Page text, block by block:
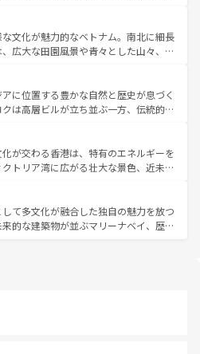
スイーツなど、バラエティ豊かな料理
える。 なお、新着の台湾情報は コンテンツ一覧を参
せば四季折々の自然美を楽しむことが
ムチや焼肉、絶品のストリートフード
国料理が待っている。夜には、韓国な
ら、韓国の多彩な魅力を心ゆくまで味
わってみてほしい。 なお、新着の韓国情報はコンテンツ一
。
文化が魅力的なベトナム。南北に細長
広大な田園風景や青々とした山々、世
統が息づく。ハノイの古い町並みやホ
ス統治時代の建物も、独特の雰囲気を
た、バラエティの豊かさとおいしさで
ンミー、ベトナムコーヒーなどは、ぜ
。どの地域を訪れてもあたたかい人々
れるので、きっと忘れられない旅にな
に位置する豊かな自然と歴史が息づく
は高層ビルが立ち並ぶ一方、伝統的な
る。北部ではチェンマイなどの山岳地
、南部ではプーケットやクラビの美し
気分を楽しむことができる。タイ料理
中温暖で、どの季節にも異なる楽しみ
みやすいタイの人々、仏教を中心とし
な観光資源が、訪れる旅人を魅了し続
が交わる香港は、特有のエネルギーを
トリア湾に広がる壮大な景色、近未来
感動するはず。観光スポットが密集し
どころを回れるのも魅力。息をのむよ
な体験まで、香港を存分に楽しみ尽く
て多文化が融合した独自の魅力を放つ
的な建築物が並ぶマリーナベイ、歴史
元の風情を楽しめる外せないスポット